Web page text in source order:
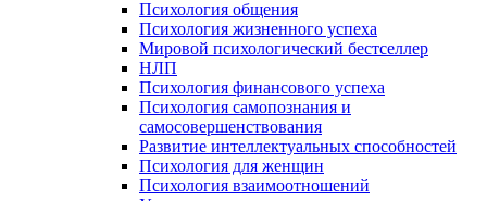
Психология общения
Психология жизненного успеха
Мировой психологический бестселлер
НЛП
Психология финансового успеха
Психология самопознания и
самосовершенствования
Развитие интеллектуальных способностей
Психология для женщин
Психология взаимоотношений